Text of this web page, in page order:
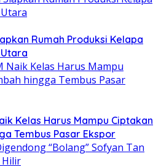
Rumah Produksi Kelapa
Kelas Harus Mampu Ciptakan
Tembus Pasar Ekspor